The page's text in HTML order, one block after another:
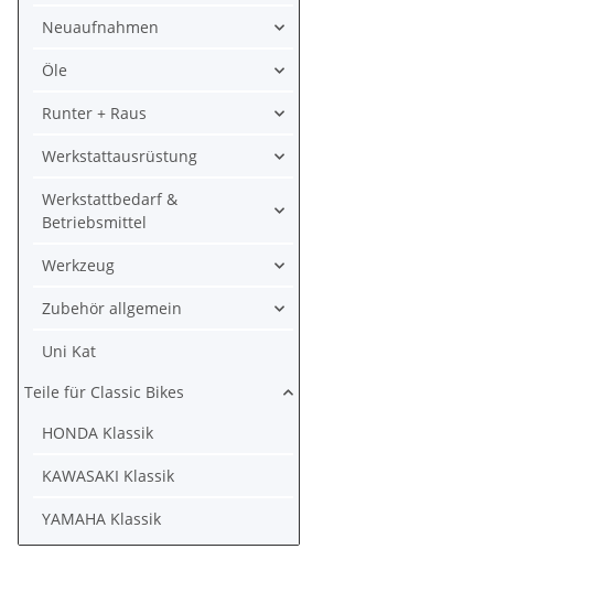
Neuaufnahmen
Öle
Runter + Raus
Werkstattausrüstung
Werkstattbedarf &
Betriebsmittel
Werkzeug
Zubehör allgemein
Uni Kat
Teile für Classic Bikes
HONDA Klassik
KAWASAKI Klassik
YAMAHA Klassik